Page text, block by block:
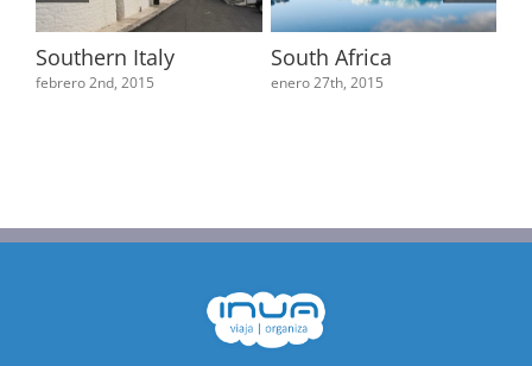
Southern Italy
febrero 2nd, 2015
South Africa
enero 27th, 2015